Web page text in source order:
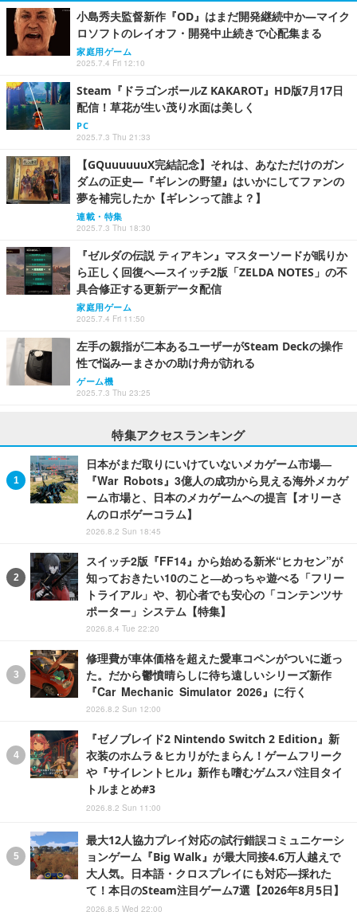
小島秀夫監督新作『OD』はまだ開発継続中か―マイク
ロソフトのレイオフ・開発中止続きで心配集まる
家庭用ゲーム
2025.7.4 Fri 12:10
Steam『ドラゴンボールZ KAKAROT』HD版7月17日
配信！草花が生い茂り水面は美しく
PC
2025.7.3 Thu 21:33
【GQuuuuuuX完結記念】それは、あなただけのガン
ダムの正史―『ギレンの野望』はいかにしてファンの
夢を補完したか【ギレンって誰よ？】
連載・特集
2025.7.3 Thu 18:30
『ゼルダの伝説 ティアキン』マスターソードが眠りか
ら正しく回復へ―スイッチ2版「ZELDA NOTES」の不
具合修正する更新データ配信
家庭用ゲーム
2025.7.4 Fri 11:50
左手の親指が二本あるユーザーがSteam Deckの操作
性で悩み―まさかの助け舟が訪れる
ゲーム機
2025.7.3 Thu 23:25
特集アクセスランキング
日本がまだ取りにいけていないメカゲーム市場―
『War Robots』3億人の成功から見える海外メカゲ
ーム市場と、日本のメカゲームへの提言【オリーさ
んのロボゲーコラム】
2026.8.2 Sun 18:45
スイッチ2版『FF14』から始める新米“ヒカセン”が
知っておきたい10のこと―めっちゃ遊べる「フリー
トライアル」や、初心者でも安心の「コンテンツサ
ポーター」システム【特集】
2026.8.4 Tue 22:20
修理費が車体価格を超えた愛車コペンがついに逝っ
た。だから鬱憤晴らしに待ち遠しいシリーズ新作
『Car Mechanic Simulator 2026』に行く
2026.8.2 Sun 12:00
『ゼノブレイド2 Nintendo Switch 2 Edition』新
衣装のホムラ＆ヒカリがたまらん！ゲームフリーク
や『サイレントヒル』新作も嗜むゲムスパ注目タイ
トルまとめ#3
2026.8.2 Sun 11:00
最大12人協力プレイ対応の試行錯誤コミュニケーシ
ョンゲーム『Big Walk』が最大同接4.6万人越えで
大人気。日本語・クロスプレイにも対応―採れた
て！本日のSteam注目ゲーム7選【2026年8月5日】
2026.8.5 Wed 22:00